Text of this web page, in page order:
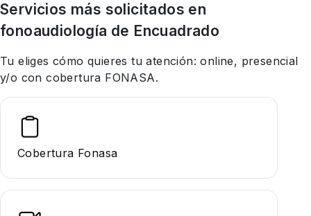
Servicios más solicitados en
fonoaudiología de Encuadrado
Tu eliges cómo quieres tu atención: online, presencial
y/o con cobertura FONASA.
Cobertura Fonasa